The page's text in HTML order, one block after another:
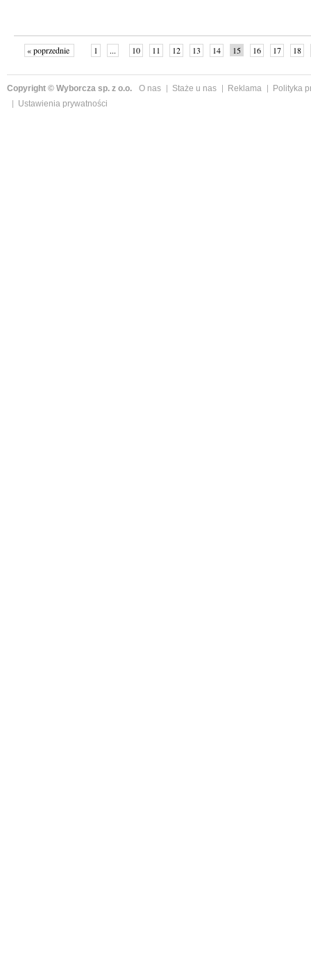
« poprzednie 1 ... 10 11 12 13 14 15 16 17
18
Copyright © Wyborcza sp. z o.o. O nas Staże u nas Reklama
Polityka
Ustawienia prywatności